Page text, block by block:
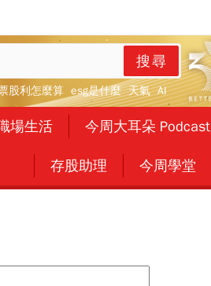
搜尋
股利怎麼算 esg是什麼 天氣 AI
場生活 今周大耳朵 Podcast
存股助理 今周學堂